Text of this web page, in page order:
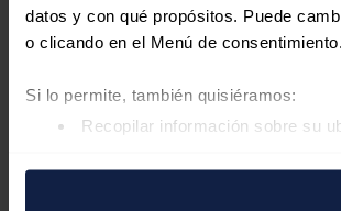
datos y con qué propósitos. Puede
o clicando en el Menú de consentimiento.
Si lo permite, también quisiéramos:
Recopilar información sobre su